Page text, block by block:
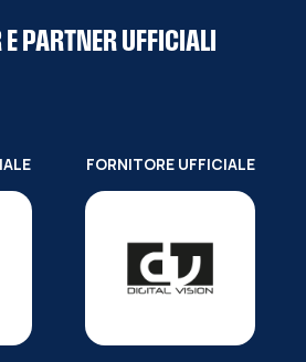
PARTNER UFFICIALI
FORNITORE UFFICIALE